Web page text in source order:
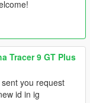
Tracer 9 GT Plus
you request
id in ig